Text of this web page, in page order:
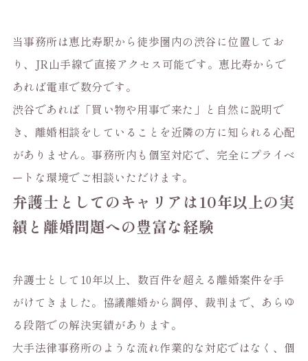
当事務所は恵比寿駅から徒歩圏内の渋谷に位置してお
り、JR山手線で直接アクセス可能です。恵比寿からで
あれば電車で数分です。
渋谷であれば「買い物や用事で来た」と自然に説明で
き、離婚相談をしていることを近隣の方に知られる心配
がありません。事務所内も個室対応で、完全にプライベ
ートな環境でご相談いただけます。
弁護士としてのキャリアは10年以上の実
績と離婚問題への豊富な経験
弁護士として10年以上、数百件を超える離婚案件を手
がけてきました。協議離婚から調停、裁判まで、あらゆ
る段階での解決実績があります。
大手法律事務所のような流れ作業的な対応ではなく、個